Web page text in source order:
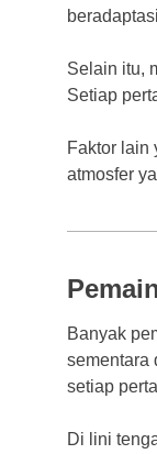
Selain itu,
Setiap
Faktor lain
atmosfer
Banyak
sementara
setiap
Di lini